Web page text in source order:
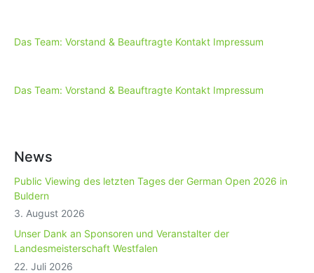
Das Team: Vorstand & Beauftragte Kontakt Impressum
Das Team: Vorstand & Beauftragte Kontakt Impressum
News
Public Viewing des letzten Tages der German Open 2026 in
Buldern
3. August 2026
Unser Dank an Sponsoren und Veranstalter der
Landesmeisterschaft Westfalen
22. Juli 2026